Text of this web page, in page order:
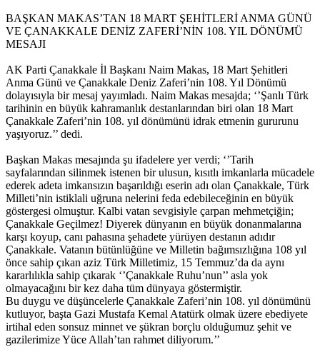
BAŞKAN MAKAS’TAN 18 MART ŞEHİTLERİ ANMA GÜNÜ
VE ÇANAKKALE DENİZ ZAFERİ’NİN 108. YIL DÖNÜMÜ
MESAJI
AK Parti Çanakkale İl Başkanı Naim Makas, 18 Mart Şehitleri
Anma Günü ve Çanakkale Deniz Zaferi’nin 108. Yıl Dönümü
dolayısıyla bir mesaj yayımladı. Naim Makas mesajda; ‘’Şanlı Türk
tarihinin en büyük kahramanlık destanlarından biri olan 18 Mart
Çanakkale Zaferi’nin 108. yıl dönümünü idrak etmenin gururunu
yaşıyoruz.’’ dedi.
Başkan Makas mesajında şu ifadelere yer verdi; ‘’Tarih
sayfalarından silinmek istenen bir ulusun, kısıtlı imkanlarla mücadele
ederek adeta imkansızın başarıldığı eserin adı olan Çanakkale, Türk
Milleti’nin istiklali uğruna nelerini feda edebileceğinin en büyük
göstergesi olmuştur. Kalbi vatan sevgisiyle çarpan mehmetçiğin;
Çanakkale Geçilmez! Diyerek dünyanın en büyük donanmalarına
karşı koyup, canı pahasına şehadete yürüyen destanın adıdır
Çanakkale. Vatanın bütünlüğüne ve Milletin bağımsızlığına 108 yıl
önce sahip çıkan aziz Türk Milletimiz, 15 Temmuz’da da aynı
kararlılıkla sahip çıkarak ‘’Çanakkale Ruhu’nun’’ asla yok
olmayacağını bir kez daha tüm dünyaya göstermiştir.
Bu duygu ve düşüncelerle Çanakkale Zaferi’nin 108. yıl dönümünü
kutluyor, başta Gazi Mustafa Kemal Atatürk olmak üzere ebediyete
irtihal eden sonsuz minnet ve şükran borçlu olduğumuz şehit ve
gazilerimize Yüce Allah’tan rahmet diliyorum.’’